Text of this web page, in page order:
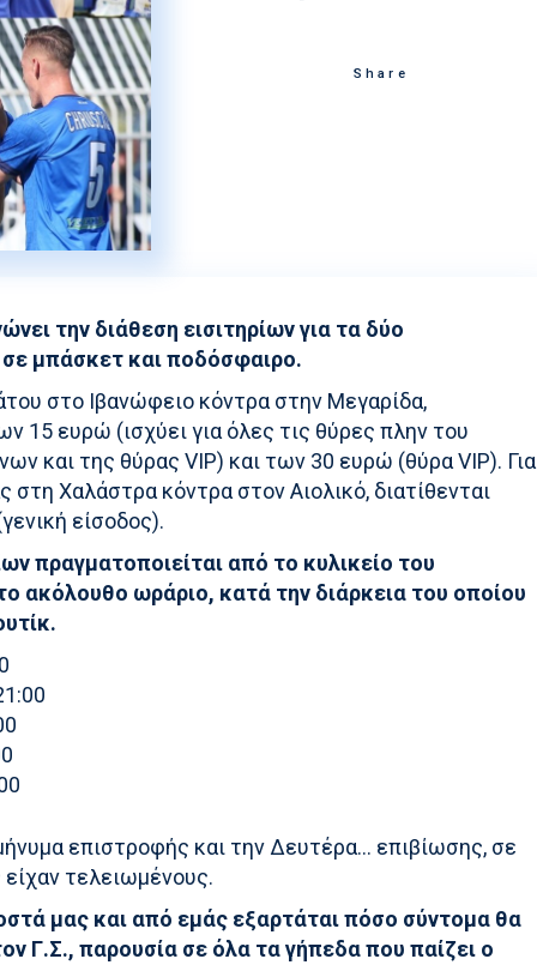
Στίβος
Κολύμβηση
Συγχρονισμένη Κολύμβηση
Καταδύσεις
Χειροσφαίριση Ανδρών
Ξιφασκία
Ποδηλασία
Ακαδημία Ξιφασκίας
Share
την διάθεση εισιτηρίων για τα δύο
σε μπάσκετ και ποδόσφαιρο.
στο Ιβανώφειο κόντρα στην Μεγαρίδα,
15 ευρώ (ισχύει για όλες τις θύρες πλην του
και της θύρας VIP) και των 30 ευρώ (θύρα VIP). Για
Χαλάστρα κόντρα στον Αιολικό, διατίθενται
είσοδος).
πραγματοποιείται από το κυλικείο του
ακόλουθο ωράριο, κατά την διάρκεια του οποίου
επιστροφής και την Δευτέρα… επιβίωσης, σε
τελειωμένους.
μας και από εμάς εξαρτάται πόσο σύντομα θα
Γ.Σ., παρουσία σε όλα τα γήπεδα που παίζει ο